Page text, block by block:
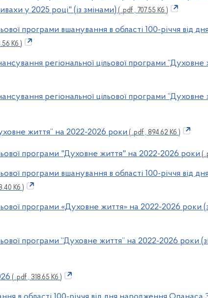
у 2025 році" (із змінами) ( .pdf , 707.55 Кб )
програми вшанування в області 100-річчя від
Кб )
регіональної цільової програми “Духовне
регіональної цільової програми “Духовне
життя” на 2022-2026 роки ( .pdf , 894.62 Кб )
програми "Духовне життя" на 2022-2026 роки (
програми вшанування в області 100-річчя від
Кб )
програми «Духовне життя» на 2022-2026 роки
програми “Духовне життя” на 2022-2026 роки
( .pdf , 318.65 Кб )